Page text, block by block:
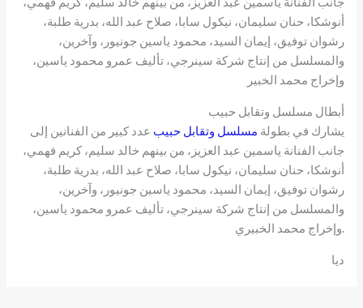
أنوشكا، حنان سليمان، نيكول سابا، صلاح عبد الله، بدرية طلبة،
رشوان توفيق، إيمان السيد، محمود ياسين جونيور، وآخرين،
والمسلسل من إنتاج شركة سينرجي، تأليف عمرو محمود ياسين،
وإخراج محمد الخبير
أبطال مسلسل وتقابل حبيب
يشارك في بطولة مسلسل وتقابل حبيب عدد كبير من الفنانين إلى
جانب الفنانة ياسمين عبد العزيز، من بينهم خالد سليم، كريم فهمي،
أنوشكا، حنان سليمان، نيكول سابا، صلاح عبد الله، بدرية طلبة،
رشوان توفيق، إيمان السيد، محمود ياسين جونيور، وآخرين،
والمسلسل من إنتاج شركة سينرجي، تأليف عمرو محمود ياسين،
ديا